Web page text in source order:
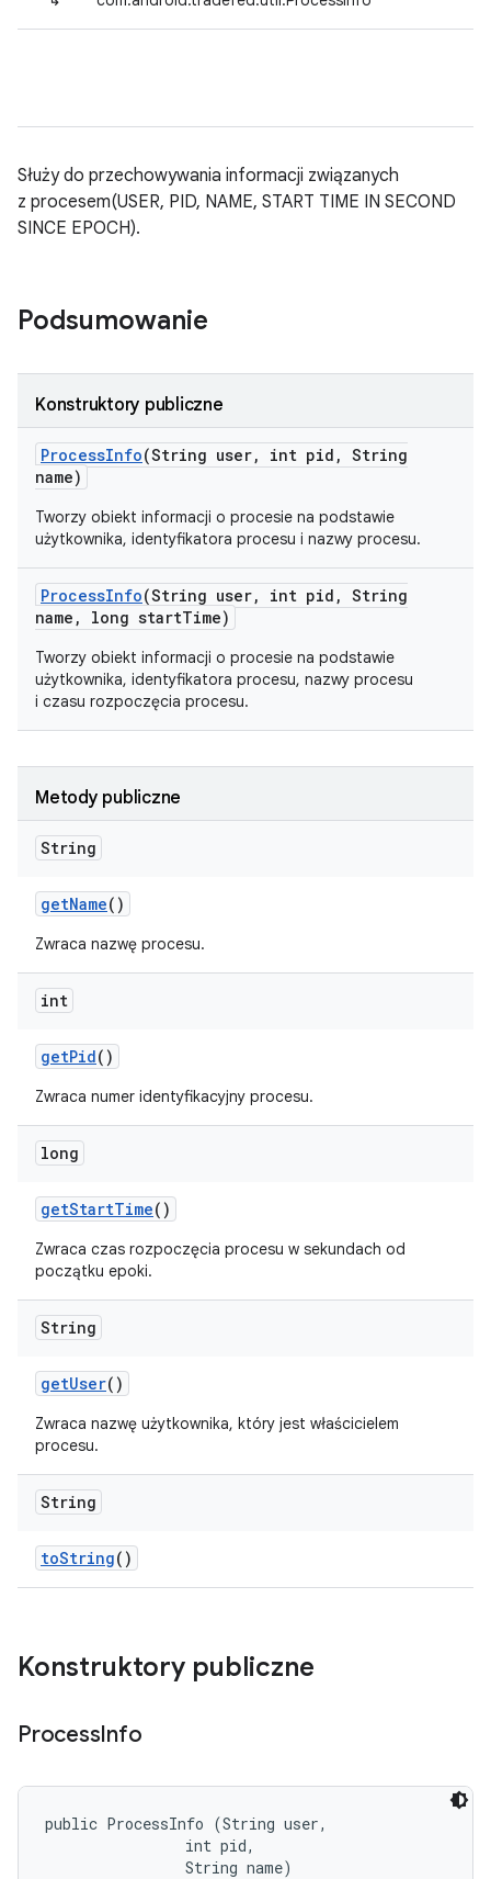
Służy do przechowywania informacji związanych
z procesem(USER, PID, NAME, START TIME IN SECOND
SINCE EPOCH).
Podsumowanie
Konstruktory publiczne
ProcessInfo(String user, int pid , String
name)
Tworzy obiekt informacji o procesie na podstawie
użytkownika, identyfikatora procesu i nazwy procesu.
ProcessInfo(String user, int pid , String
name , long startTime)
Tworzy obiekt informacji o procesie na podstawie
użytkownika, identyfikatora procesu, nazwy procesu
i czasu rozpoczęcia procesu.
Metody publiczne
String
getName()
Zwraca nazwę procesu.
int
getPid()
Zwraca numer identyfikacyjny procesu.
long
getStartTime()
Zwraca czas rozpoczęcia procesu w sekundach od
początku epoki.
String
getUser()
Zwraca nazwę użytkownika, który jest właścicielem
procesu.
String
toString()
Konstruktory publiczne
ProcessInfo
public ProcessInfo (String user,
                int pid,
                String name)